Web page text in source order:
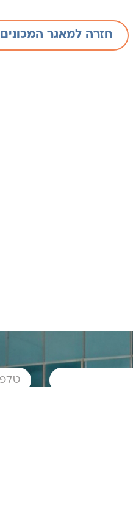
חזרה למאגר המכונים